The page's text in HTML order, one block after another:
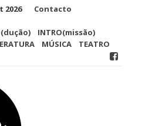
2026
Contacto
INTRO(missão)
MÚSICA TEATRO